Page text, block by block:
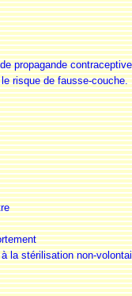
propagande
risque de fausse-couche.
la stérilisation non-